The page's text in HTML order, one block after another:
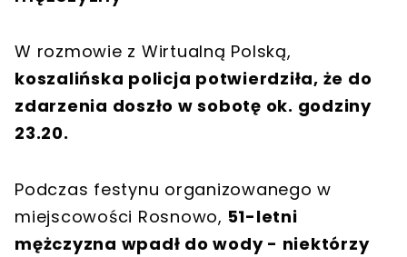
W rozmowie z Wirtualną Polską,
koszalińska policja potwierdziła, że do
zdarzenia doszło w sobotę ok. godziny
23.20.
Podczas festynu organizowanego w
miejscowości Rosnowo, 51-letni
mężczyzna wpadł do wody - niektórzy